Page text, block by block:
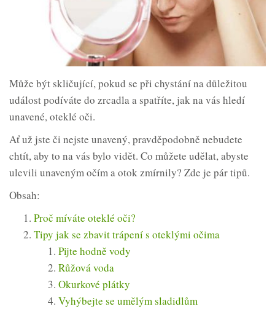
Může být skličující, pokud se při chystání na důležitou
událost podíváte do zrcadla a spatříte, jak na vás hledí
unavené, oteklé oči.
Ať už jste či nejste unavený, pravděpodobně nebudete
chtít, aby to na vás bylo vidět. Co můžete udělat, abyste
ulevili unaveným očím a otok zmírnily? Zde je pár tipů.
Obsah:
Proč míváte oteklé oči?
Tipy jak se zbavit trápení s oteklými očima
Pijte hodně vody
Růžová voda
Okurkové plátky
Vyhýbejte se umělým sladidlům